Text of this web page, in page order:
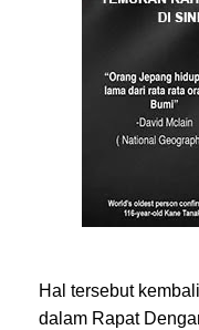
Hal tersebut
dalam Rapat